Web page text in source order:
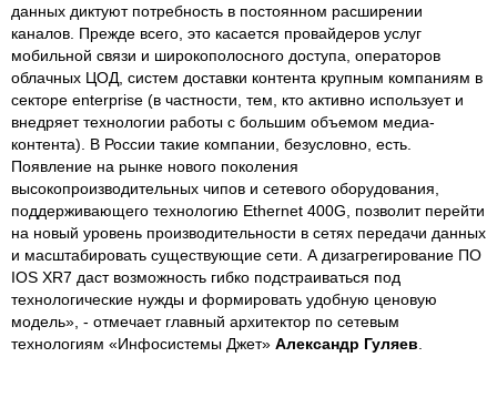
данных диктуют потребность в постоянном расширении
каналов. Прежде всего, это касается провайдеров услуг
мобильной связи и широкополосного доступа, операторов
облачных ЦОД, систем доставки контента крупным компаниям в
секторе enterprise (в частности, тем, кто активно использует и
внедряет технологии работы с большим объемом медиа-
контента). В России такие компании, безусловно, есть.
Появление на рынке нового поколения
высокопроизводительных чипов и сетевого оборудования,
поддерживающего технологию Ethernet 400G, позволит перейти
на новый уровень производительности в сетях передачи данных
и масштабировать существующие сети. А дизагрегирование ПО
IOS XR7 даст возможность гибко подстраиваться под
технологические нужды и формировать удобную ценовую
модель», - отмечает главный архитектор по сетевым
технологиям «Инфосистемы Джет» Александр Гуляев